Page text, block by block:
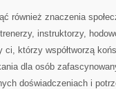
również znaczenia
instruktorzy,
którzy współtworzą
dla osób
doświadczeniach i